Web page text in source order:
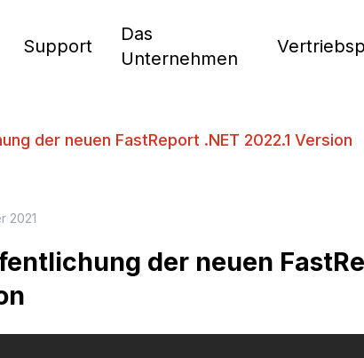
Support
Das
Unternehmen
der neuen FastReport .NET 2022.1 Version
2021
der neuen